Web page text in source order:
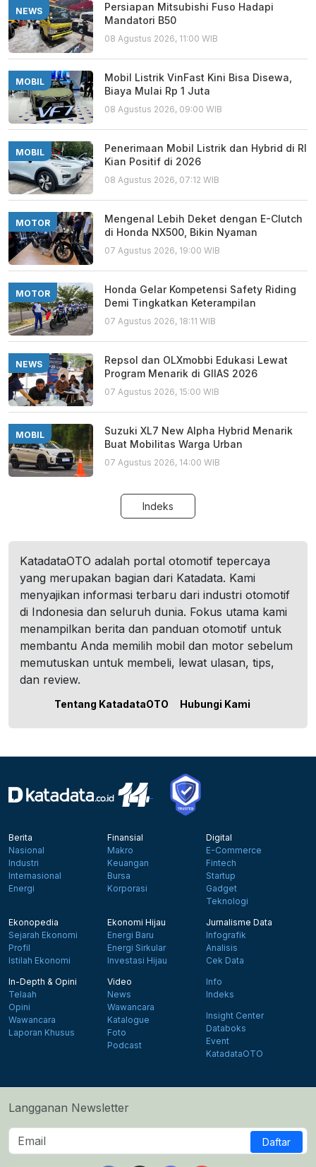
NEWS
Persiapan Mitsubishi Fuso Hadapi
Mandatori B50
08 Agustus 2026, 11:00 WIB
MOBIL
Mobil Listrik VinFast Kini Bisa Disewa,
Biaya Mulai Rp 1 Juta
08 Agustus 2026, 09:00 WIB
MOBIL
Penerimaan Mobil Listrik dan Hybrid di RI
Kian Positif di 2026
08 Agustus 2026, 07:12 WIB
MOTOR
Mengenal Lebih Deket dengan E-Clutch
di Honda NX500, Bikin Nyaman
07 Agustus 2026, 19:00 WIB
MOTOR
Honda Gelar Kompetensi Safety Riding
Demi Tingkatkan Keterampilan
07 Agustus 2026, 18:11 WIB
NEWS
Repsol dan OLXmobbi Edukasi Lewat
Program Menarik di GIIAS 2026
07 Agustus 2026, 15:00 WIB
MOBIL
Suzuki XL7 New Alpha Hybrid Menarik
Buat Mobilitas Warga Urban
07 Agustus 2026, 14:00 WIB
Indeks
KatadataOTO adalah portal otomotif tepercaya
yang merupakan bagian dari Katadata. Kami
menyajikan informasi terbaru dari industri otomotif
di Indonesia dan seluruh dunia. Fokus utama kami
menampilkan berita dan panduan otomotif untuk
membantu Anda memilih mobil dan motor sebelum
memutuskan untuk membeli, lewat ulasan, tips,
dan review.
Tentang KatadataOTO Hubungi Kami
Berita
Nasional
Industri
Internasional
Energi
Finansial
Makro
Keuangan
Bursa
Korporasi
Digital
E-Commerce
Fintech
Startup
Gadget
Teknologi
Ekonopedia
Sejarah Ekonomi
Profil
Istilah Ekonomi
Ekonomi Hijau
Energi Baru
Energi Sirkular
Investasi Hijau
Jurnalisme Data
Infografik
Analisis
Cek Data
In-Depth & Opini
Telaah
Opini
Wawancara
Laporan Khusus
Video
News
Wawancara
Katalogue
Foto
Podcast
Info
Indeks
Insight Center
Databoks
Event
KatadataOTO
Langganan Newsletter
Daftar